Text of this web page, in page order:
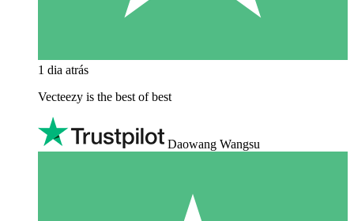
1 dia atrás
Vecteezy is the best of best
Daowang Wangsu